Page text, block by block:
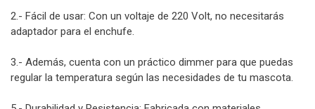
2.- Fácil de usar: Con un voltaje de 220 Volt, no necesitarás
adaptador para el enchufe.
3.- Además, cuenta con un práctico dimmer para que puedas
regular la temperatura según las necesidades de tu mascota.